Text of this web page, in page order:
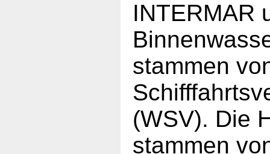
INTERMAR
stammen
(WSV). Die
stammen